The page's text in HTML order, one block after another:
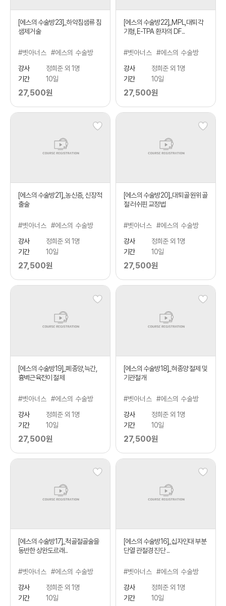
[에스의 수술방23]_하악침샘류 침
샘제거술
#벳아너스
#에스의 수술방
강사
정희준 외 1명
기간
10일
27,500원
[에스의 수술방22]_MPL,대퇴각
기형,E-TPA 환자의 DF...
#벳아너스
#에스의 수술방
강사
정희준 외 1명
기간
10일
27,500원
[에스의 수술방21]_농신증, 신장적
출술
#벳아너스 #에스의 수술방
강사
정희준 외 1명
기간
10일
27,500원
[에스의 수술방20]_대퇴골 원위골
절 러쉬핀 교정법
#벳아너스 #에스의 수술방
강사
정희준 외 1명
기간
10일
27,500원
[에스의 수술방19]_폐종양,늑간,
흉벽근육전이 절제
#벳아너스
#에스의 수술방
강사
정희준 외 1명
기간
10일
27,500원
[에스의 수술방18]_혀종양 절제 및
기관절개
#벳아너스
#에스의 수술방
강사
정희준 외 1명
기간
10일
27,500원
[에스의 수술방17]_척골절골술을
동반한 상완도르래...
#벳아너스
#에스의 수술방
강사
정희준 외 1명
기간
10일
[에스의 수술방16]_십자인대 부분
단열 관절경 진단 ...
#벳아너스
#에스의 수술방
강사
정희준 외 1명
기간
10일